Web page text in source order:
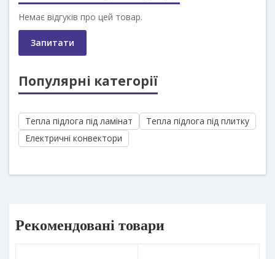
Немає відгуків про цей товар.
Запитати
Популярні категорії
Тепла підлога під ламінат
Тепла підлога під плитку
Електричні конвектори
Рекомендовані товари